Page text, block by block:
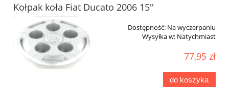
Kołpak koła Fiat Ducato 2006 15''
Dostępność: Na wyczerpaniu
Wysyłka w: Natychmiast
77,95 zł
do koszyka